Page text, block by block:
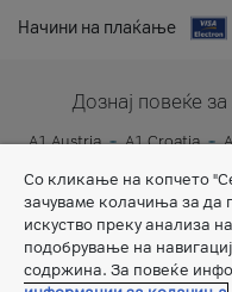
Начини на плаќање
Дознај повеќе
A1 Austria A1 Croatia
Со кликање на копчето
зачуваме колачиња за да
искуство преку анализа
подобрување на
содржина. За повеќе